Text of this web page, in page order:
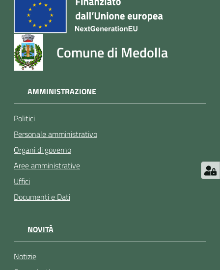
Comune di Medolla
AMMINISTRAZIONE
Politici
Personale amministrativo
Organi di governo
Aree amministrative
Uffici
Documenti e Dati
NOVITÀ
Notizie